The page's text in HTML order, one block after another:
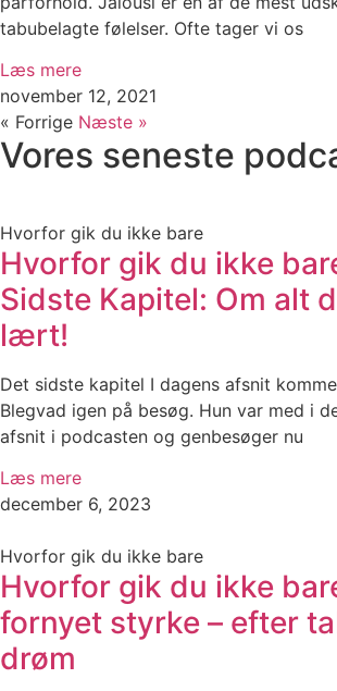
tabubelagte følelser. Ofte tager vi os
Læs mere
november 12, 2021
« Forrige Næste »
Vores seneste
Hvorfor gik du ikke bare
Hvorfor gik du ikke
Sidste Kapitel: Om alt
lært!
Det sidste kapitel I dagens afsnit
Blegvad igen på besøg. Hun var med i
afsnit i podcasten og genbesøger nu
Læs mere
december 6, 2023
Hvorfor gik du ikke bare
Hvorfor gik du ikke
fornyet styrke – efter
drøm